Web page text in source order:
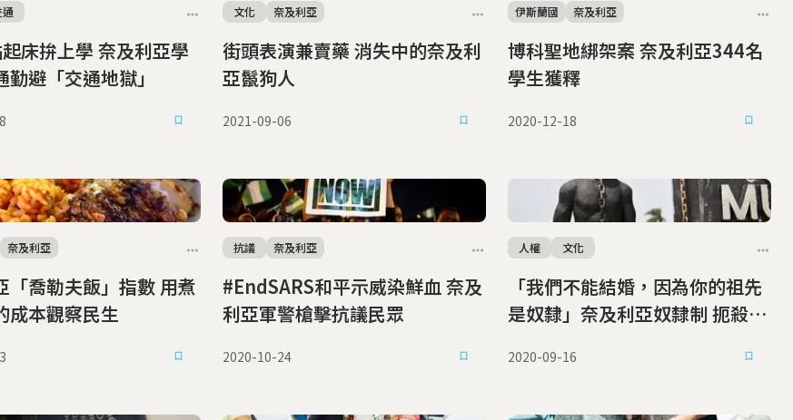
床拚上學 奈及利亞學
勤避「交通地獄」
街頭表演兼賣藥 消失中的奈及利
亞鬣狗人
文化 奈及利亞
2021-09-06
博科聖地綁架案 奈及利亞344名
學生獲釋
伊斯蘭國 奈及利亞
2020-12-18
喬勒夫飯」指數 用煮
成本觀察民生
奈及利亞
#EndSARS和平示威染鮮血 奈及
利亞軍警槍擊抗議民眾
抗議 奈及利亞
2020-10-24
「我們不能結婚，因為你的祖先
是奴隸」奈及利亞奴隸制 扼殺情
人權 文化
2020-09-16